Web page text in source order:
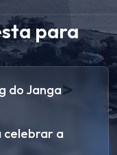
para
do Janga>
celebrar a